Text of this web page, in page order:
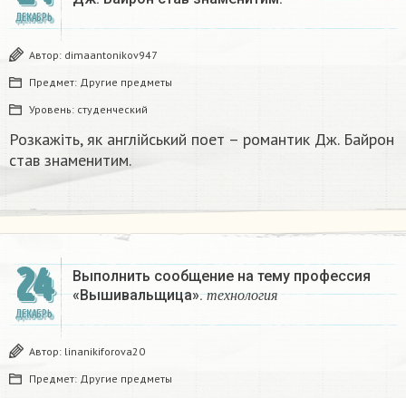
ДЕКАБРЬ
Автор: dimaantonikov947
Предмет: Другие предметы
Уровень: студенческий
Розкажіть, як англійський поет – романтик Дж. Байрон
став знаменитим.​
24
ДЕКАБРЬ
Выполнить сообщение на тему профессия
«Вышивальщица».т е хн ол о гия
я
Автор: linanikiforova20
Предмет: Другие предметы